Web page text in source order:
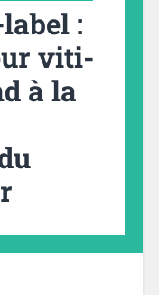
:
viti-
à la